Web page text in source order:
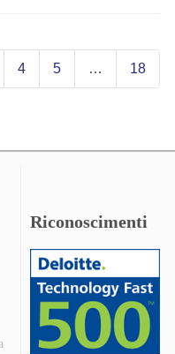
4 5 … 18
Riconoscimenti